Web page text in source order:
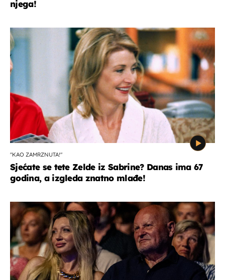
njega!
"KAO ZAMRZNUTA!"
Sjećate se tete Zelde iz Sabrine? Danas ima 67
godina, a izgleda znatno mlađe!